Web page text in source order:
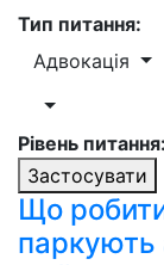
Тип питання:
Адвокація
Рівень питання:
Застосувати
Що
паркують